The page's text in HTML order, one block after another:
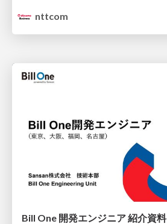
nttcom
Bill One 開発エンジニア 紹介資料